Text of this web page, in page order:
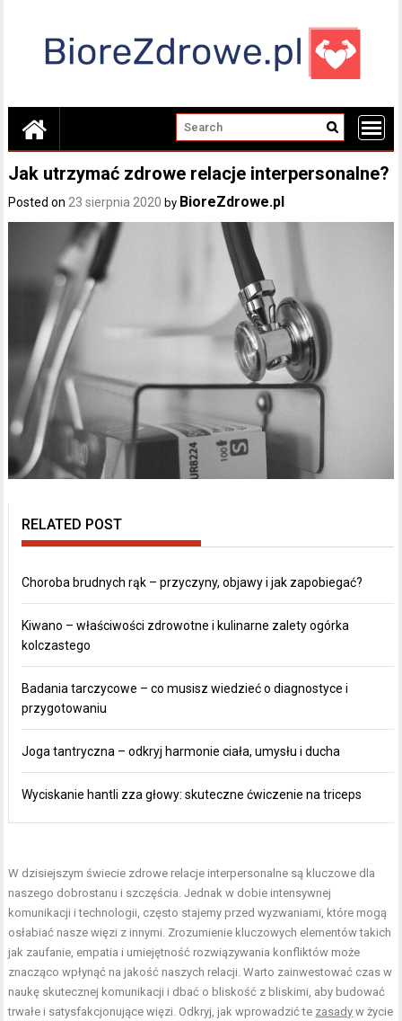
Jak utrzymać zdrowe relacje interpersonalne?
Posted on 23 sierpnia 2020 by BioreZdrowe.pl
RELATED POST
Choroba brudnych rąk – przyczyny, objawy i jak zapobiegać?
Kiwano – właściwości zdrowotne i kulinarne zalety ogórka
kolczastego
Badania tarczycowe – co musisz wiedzieć o diagnostyce i
przygotowaniu
Joga tantryczna – odkryj harmonie ciała, umysłu i ducha
Wyciskanie hantli zza głowy: skuteczne ćwiczenie na triceps
W dzisiejszym świecie zdrowe relacje interpersonalne są kluczowe dla
naszego dobrostanu i szczęścia. Jednak w dobie intensywnej
komunikacji i technologii, często stajemy przed wyzwaniami, które mogą
osłabiać nasze więzi z innymi. Zrozumienie kluczowych elementów takich
jak zaufanie, empatia i umiejętność rozwiązywania konfliktów może
znacząco wpłynąć na jakość naszych relacji. Warto zainwestować czas w
naukę skutecznej komunikacji i dbać o bliskość z bliskimi, aby budować
trwałe i satysfakcjonujące więzi. Odkryj, jak wprowadzić te zasady w życie